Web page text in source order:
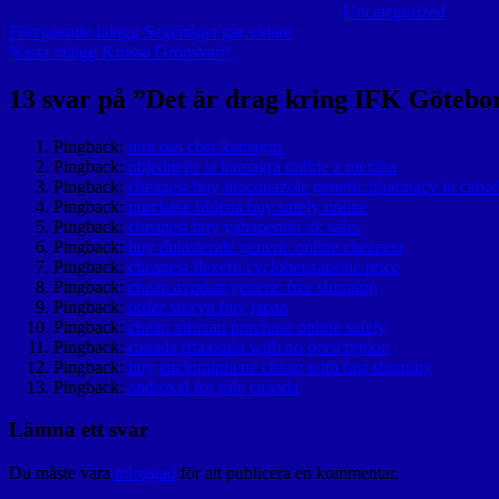
Uncategorized
Inläggsnavigering
Föregående
inlägg
Föregående inlägg Segertåget går vidare
Nästa
Nästa inlägg Krossa Grönsvart!
13 svar på ”Det är drag kring IFK
Pingback: nuit pas cher kamagra
Pingback: objednejte si kamagra online z mexika
Pingback: cheapest buy itraconazole generic pharmacy in
Pingback: purchase fildena buy safely online
Pingback: cheapest buy gabapentin uk sales
Pingback: buy dutasteride generic online cheapest
Pingback: cheapest flexeril cyclobenzaprine price
Pingback: cheap avodart generic free shipping
Pingback: order staxyn buy japan
Pingback: cheap xifaxan purchase online safely
Pingback: canada rifaximin with no perscription
Pingback: buy enclomiphene cheap with fast shipping
Pingback: androxal for sale canada
Lämna ett svar
Du måste vara inloggad för att publicera en kommentar.